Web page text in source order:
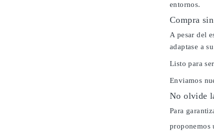
entornos.
Compra
A pesar del
adaptase a
Listo para
Enviamos
No olvide
Para
proponemos